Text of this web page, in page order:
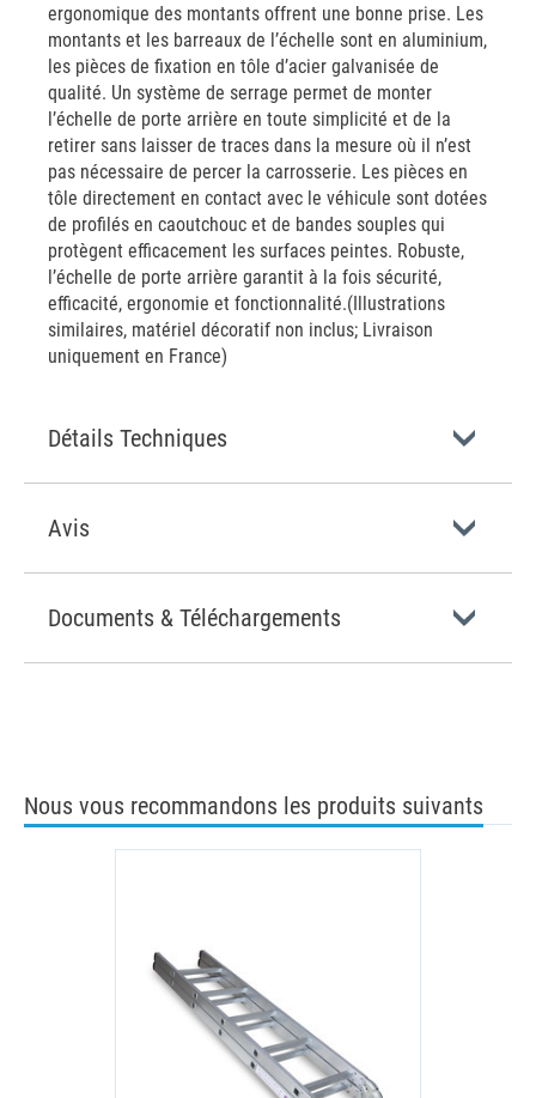
ergonomique des montants offrent une bonne prise. Les
montants et les barreaux de l’échelle sont en aluminium,
les pièces de fixation en tôle d’acier galvanisée de
qualité. Un système de serrage permet de monter
l’échelle de porte arrière en toute simplicité et de la
retirer sans laisser de traces dans la mesure où il n’est
pas nécessaire de percer la carrosserie. Les pièces en
tôle directement en contact avec le véhicule sont dotées
de profilés en caoutchouc et de bandes souples qui
protègent efficacement les surfaces peintes. Robuste,
l’échelle de porte arrière garantit à la fois sécurité,
efficacité, ergonomie et fonctionnalité.(Illustrations
similaires, matériel décoratif non inclus; Livraison
uniquement en France)
Détails Techniques
Avis
Documents & Téléchargements
Nous vous recommandons les produits suivants